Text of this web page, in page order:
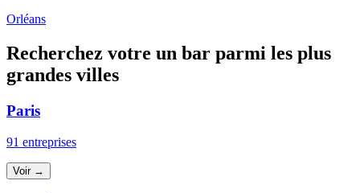
Orléans
Recherchez votre un bar parmi les plus
grandes villes
Paris
91 entreprises
Voir →